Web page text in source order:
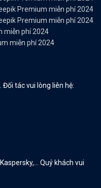
Premium miễn phí 2024
Premium miễn phí 2024
miễn phí 2024
miễn phí 2024
Đối tác vui lòng liên hệ:
Quý khách vui